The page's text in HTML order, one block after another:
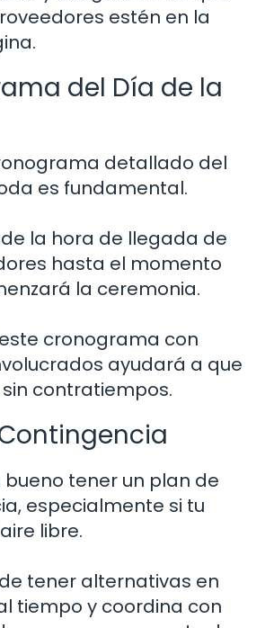
estén en la
del Día de la
detallado del
es fundamental.
la hora de llegada de
hasta el momento
la ceremonia.
cronograma con
ayudará a que
contratiempos.
bueno tener un plan de
especialmente si tu
libre.
tener alternativas en
tiempo y coordina con